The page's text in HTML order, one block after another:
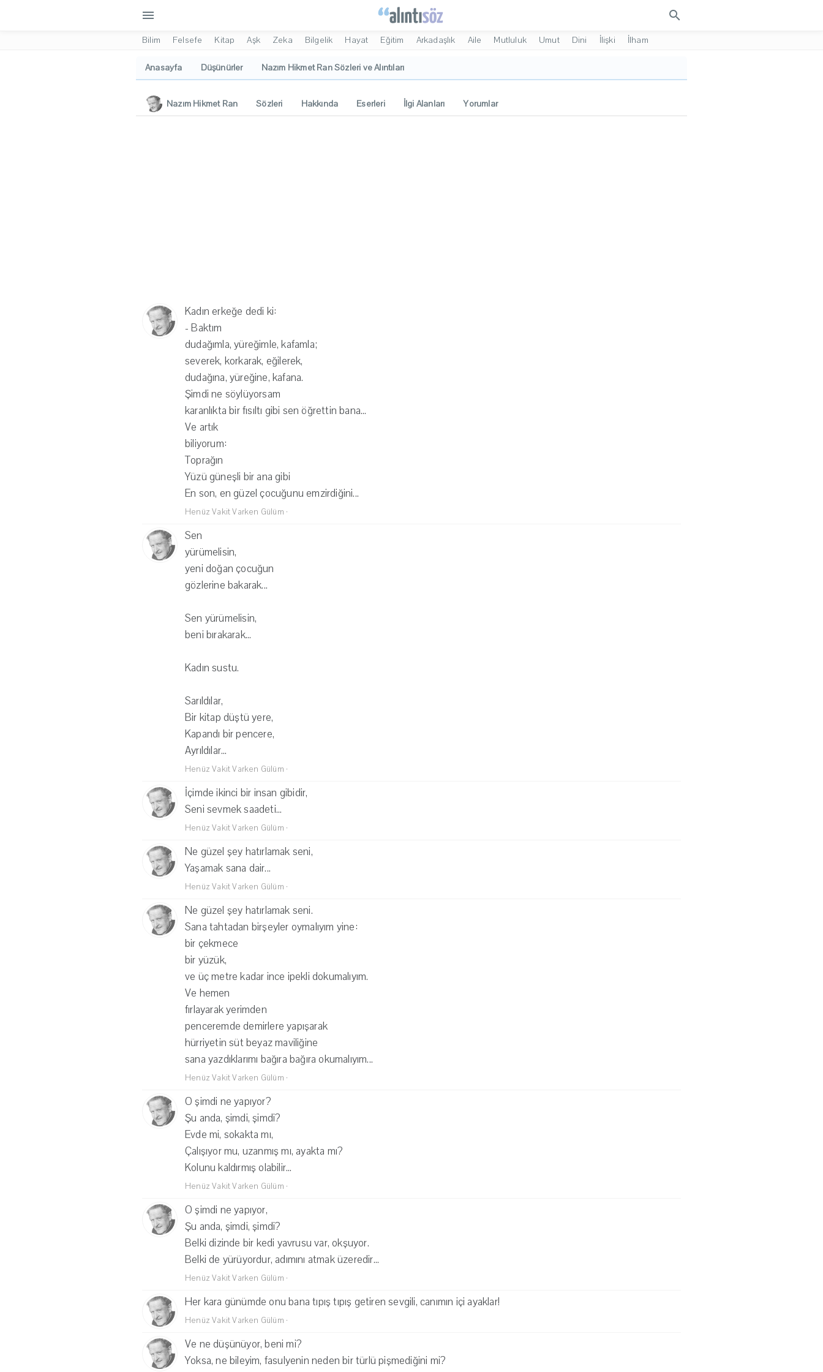
menu search
Bilim Felsefe Kitap Aşk Zeka Bilgelik Hayat Eğitim Arkadaşlık Aile Mutluluk Umut Dini İlişki İlham
Anasayfa Düşünürler Nazım Hikmet Ran Sözleri ve Alıntıları
Nazım Hikmet Ran Sözleri Hakkında Eserleri İlgi Alanları Yorumlar
Kadın erkeğe dedi ki:
- Baktım
dudağımla, yüreğimle, kafamla;
severek, korkarak, eğilerek,
dudağına, yüreğine, kafana.
Şimdi ne söylüyorsam
karanlıkta bir fısıltı gibi sen öğrettin bana...
Ve artık
biliyorum:
Toprağın
Yüzü güneşli bir ana gibi
En son, en güzel çocuğunu emzirdiğini...
Henüz Vakit Varken Gülüm ·
Sen
yürümelisin,
yeni doğan çocuğun
gözlerine bakarak...
Sen yürümelisin,
beni bırakarak...
Kadın sustu.
Sarıldılar,
Bir kitap düştü yere,
Kapandı bir pencere,
Ayrıldılar...
Henüz Vakit Varken Gülüm ·
İçimde ikinci bir insan gibidir,
Seni sevmek saadeti...
Henüz Vakit Varken Gülüm ·
Ne güzel şey hatırlamak seni,
Yaşamak sana dair...
Henüz Vakit Varken Gülüm ·
Ne güzel şey hatırlamak seni.
Sana tahtadan birşeyler oymalıyım yine:
bir çekmece
bir yüzük,
ve üç metre kadar ince ipekli dokumalıyım.
Ve hemen
fırlayarak yerimden
penceremde demirlere yapışarak
hürriyetin süt beyaz maviliğine
sana yazdıklarımı bağıra bağıra okumalıyım...
Henüz Vakit Varken Gülüm ·
O şimdi ne yapıyor?
Şu anda, şimdi, şimdi?
Evde mi, sokakta mı,
Çalışıyor mu, uzanmış mı, ayakta mı?
Kolunu kaldırmış olabilir...
Henüz Vakit Varken Gülüm ·
O şimdi ne yapıyor,
Şu anda, şimdi, şimdi?
Belki dizinde bir kedi yavrusu var, okşuyor.
Belki de yürüyordur, adımını atmak üzeredir...
Henüz Vakit Varken Gülüm ·
Her kara günümde onu bana tıpış tıpış getiren sevgili, canımın içi ayaklar!
Henüz Vakit Varken Gülüm ·
Ve ne düşünüyor, beni mi?
Yoksa, ne bileyim, fasulyenin neden bir türlü pişmediğini mi?